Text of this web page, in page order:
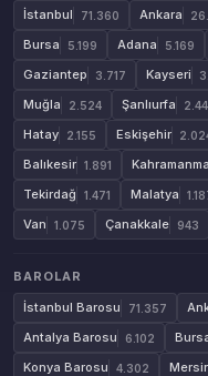
İstanbul
71.360 Ankara
Bursa 5.199 Adana 5.169
Gaziantep 3.717 Kayseri
Muğla 2.524 Şanlıurfa
Hatay 2.155 Eskişehir
Balıkesir 1.891
Tekirdağ 1.471 Malatya
Van 1.075 Çanakkale 943
BAROLAR
İstanbul Barosu
71.357
Antalya Barosu 6.102
Konya Barosu 4.302